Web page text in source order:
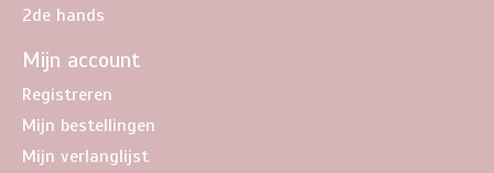
2de hands
Mijn account
Registreren
Mijn bestellingen
Mijn verlanglijst